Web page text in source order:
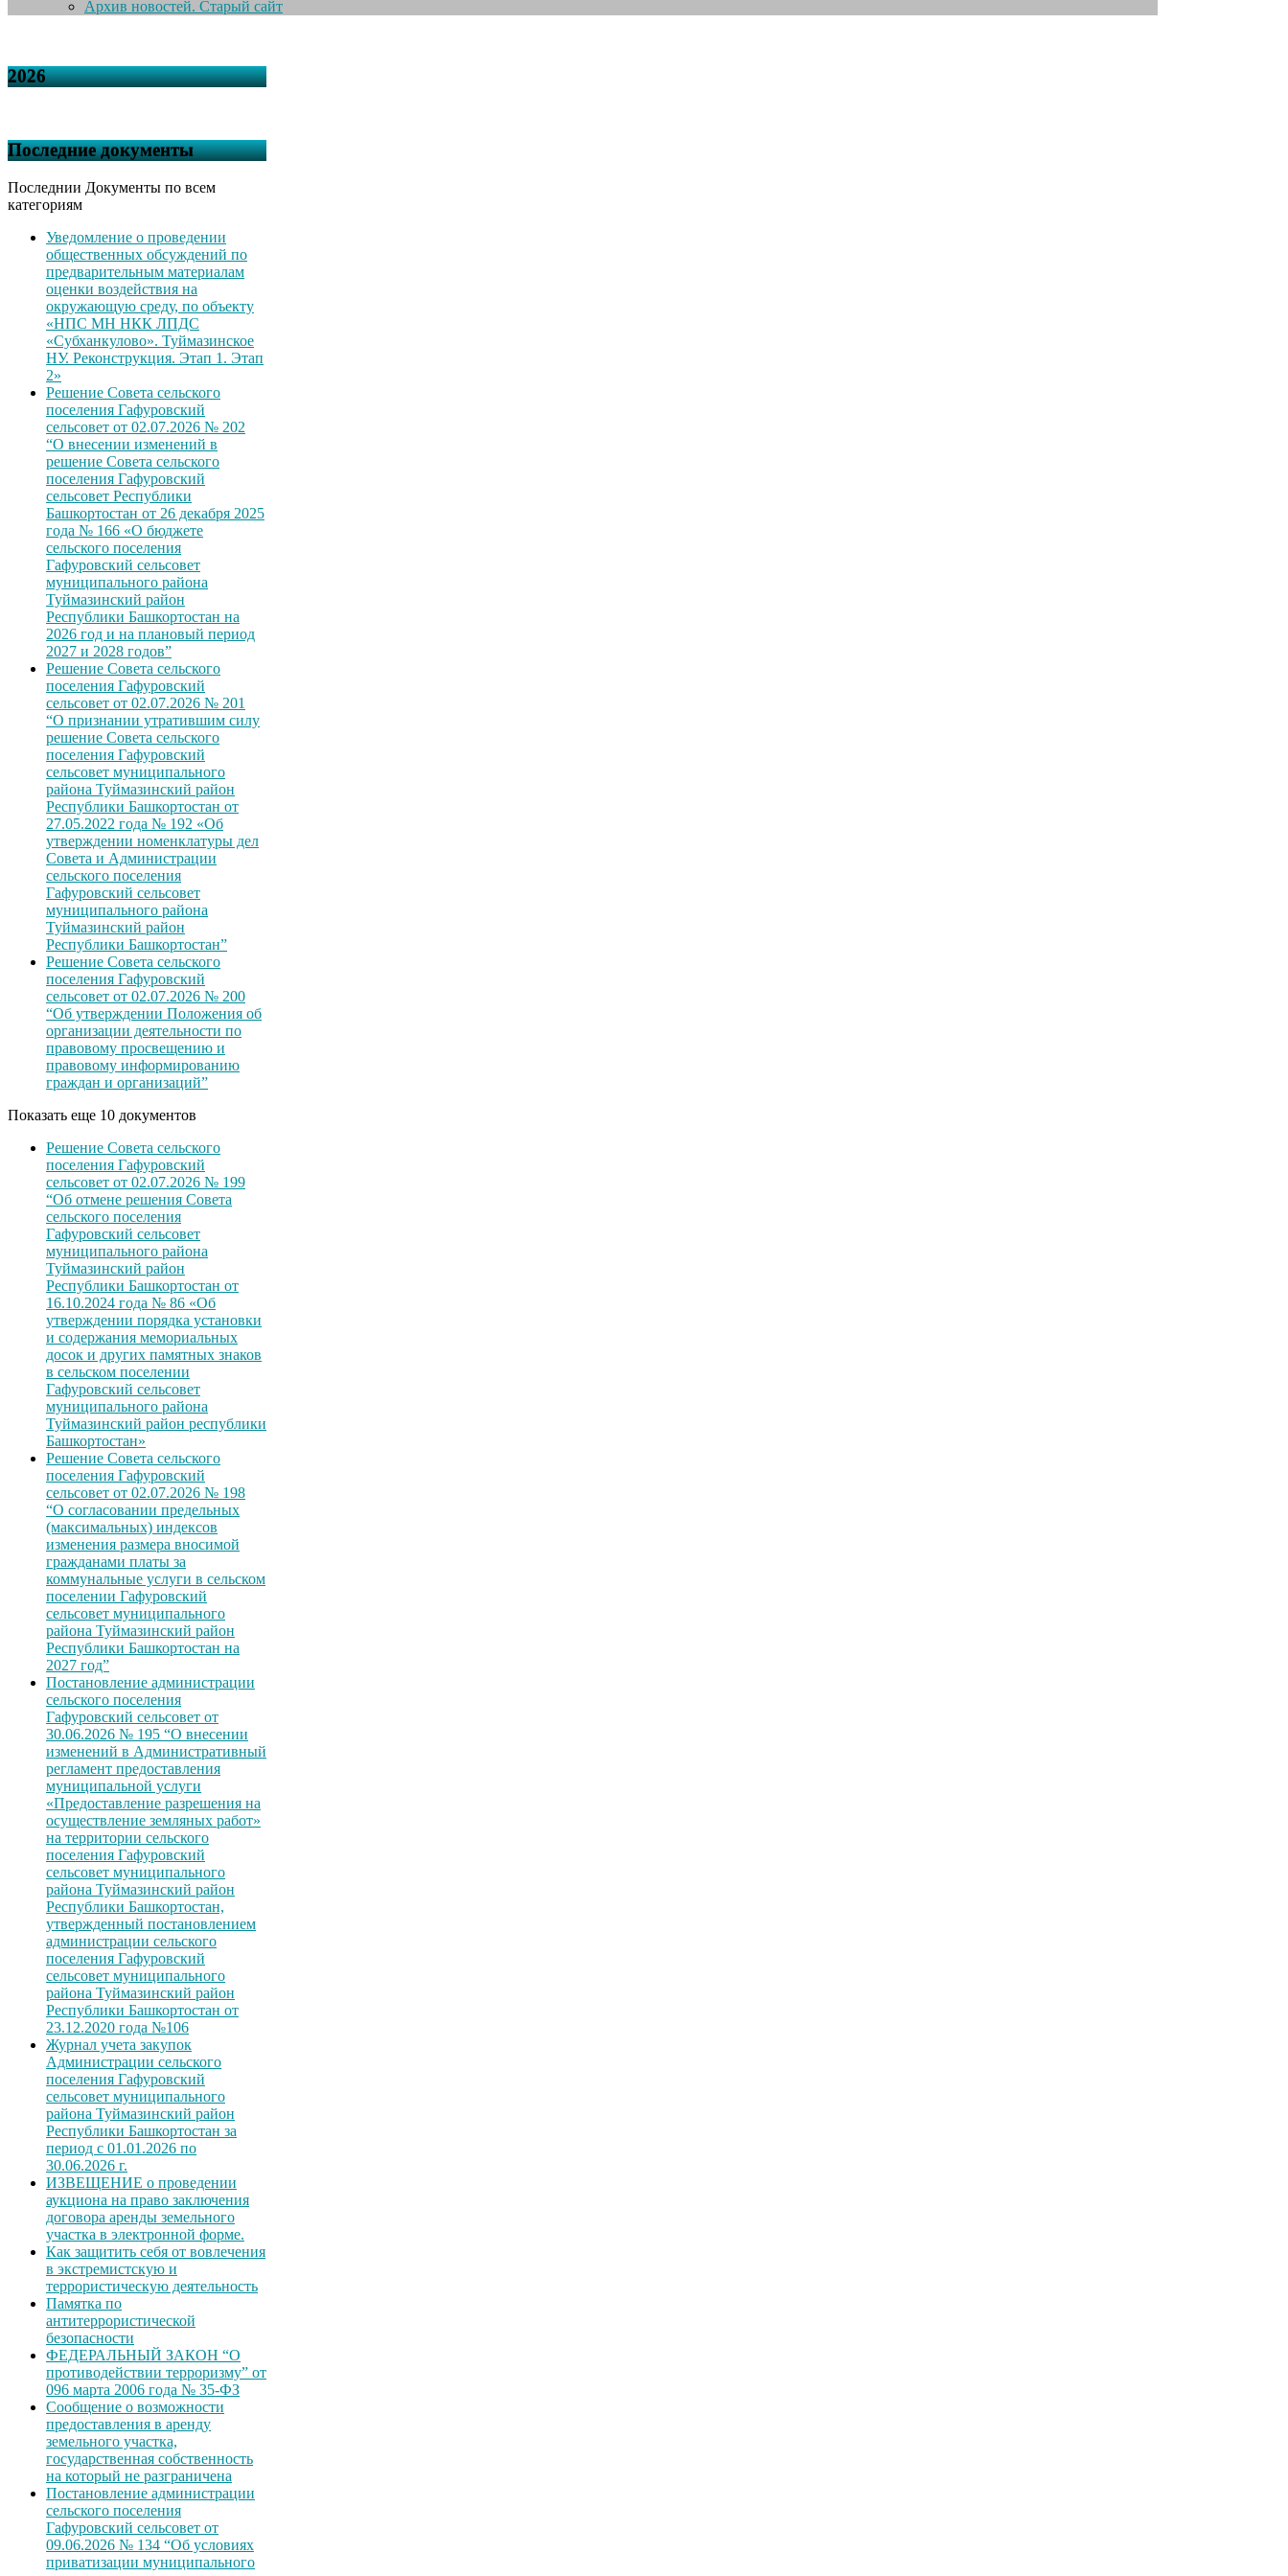
Архив новостей. Старый сайт
2026
Последние документы
Последнии Документы по всем
категориям
Уведомление о проведении
общественных обсуждений по
предварительным материалам
оценки воздействия на
окружающую среду, по объекту
«НПС МН НКК ЛПДС
«Субханкулово». Туймазинское
НУ. Реконструкция. Этап 1. Этап
2»
Решение Совета сельского
поселения Гафуровский
сельсовет от 02.07.2026 № 202
“О внесении изменений в
решение Совета сельского
поселения Гафуровский
сельсовет Республики
Башкортостан от 26 декабря 2025
года № 166 «О бюджете
сельского поселения
Гафуровский сельсовет
муниципального района
Туймазинский район
Республики Башкортостан на
2026 год и на плановый период
2027 и 2028 годов”
Решение Совета сельского
поселения Гафуровский
сельсовет от 02.07.2026 № 201
“О признании утратившим силу
решение Совета сельского
поселения Гафуровский
сельсовет муниципального
района Туймазинский район
Республики Башкортостан от
27.05.2022 года № 192 «Об
утверждении номенклатуры дел
Совета и Администрации
сельского поселения
Гафуровский сельсовет
муниципального района
Туймазинский район
Республики Башкортостан”
Решение Совета сельского
поселения Гафуровский
сельсовет от 02.07.2026 № 200
“Об утверждении Положения об
организации деятельности по
правовому просвещению и
правовому информированию
граждан и организаций”
Показать еще 10 документов
Решение Совета сельского
поселения Гафуровский
сельсовет от 02.07.2026 № 199
“Об отмене решения Совета
сельского поселения
Гафуровский сельсовет
муниципального района
Туймазинский район
Республики Башкортостан от
16.10.2024 года № 86 «Об
утверждении порядка установки
и содержания мемориальных
досок и других памятных знаков
в сельском поселении
Гафуровский сельсовет
муниципального района
Туймазинский район республики
Башкортостан»
Решение Совета сельского
поселения Гафуровский
сельсовет от 02.07.2026 № 198
“О согласовании предельных
(максимальных) индексов
изменения размера вносимой
гражданами платы за
коммунальные услуги в сельском
поселении Гафуровский
сельсовет муниципального
района Туймазинский район
Республики Башкортостан на
2027 год”
Постановление администрации
сельского поселения
Гафуровский сельсовет от
30.06.2026 № 195 “О внесении
изменений в Административный
регламент предоставления
муниципальной услуги
«Предоставление разрешения на
осуществление земляных работ»
на территории сельского
поселения Гафуровский
сельсовет муниципального
района Туймазинский район
Республики Башкортостан,
утвержденный постановлением
администрации сельского
поселения Гафуровский
сельсовет муниципального
района Туймазинский район
Республики Башкортостан от
23.12.2020 года №106
Журнал учета закупок
Администрации сельского
поселения Гафуровский
сельсовет муниципального
района Туймазинский район
Республики Башкортостан за
период с 01.01.2026 по
30.06.2026 г.
ИЗВЕЩЕНИЕ о проведении
аукциона на право заключения
договора аренды земельного
участка в электронной форме.
Как защитить себя от вовлечения
в экстремистскую и
террористическую деятельность
Памятка по
антитеррористической
безопасности
ФЕДЕРАЛЬНЫЙ ЗАКОН “О
противодействии терроризму” от
096 марта 2006 года № 35-ФЗ
Сообщение о возможности
предоставления в аренду
земельного участка,
государственная собственность
на который не разграничена
Постановление администрации
сельского поселения
Гафуровский сельсовет от
09.06.2026 № 134 “Об условиях
приватизации муниципального